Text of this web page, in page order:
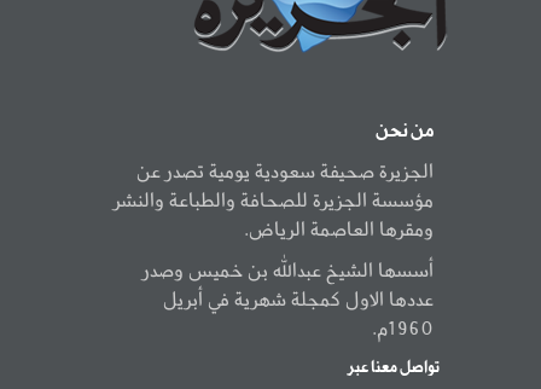
من نحن
الجزيرة صحيفة سعودية يومية تصدر عن
مؤسسة الجزيرة للصحافة والطباعة والنشر
ومقرها العاصمة الرياض.
أسسها الشيخ عبدالله بن خميس وصدر
عددها الاول كمجلة شهرية في أبريل
1960م.
تواصل معنا عبر